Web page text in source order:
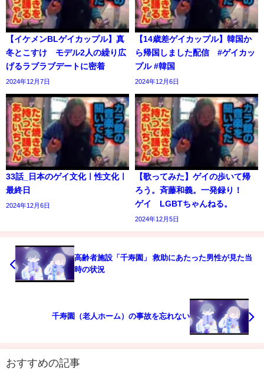
【イケメンBLゲイカップル】真
冬とこすけ モデル2人の繰り広
げるラブラブデートに密着
2024年12月7日
【14歳差ゲイカップル】韓国か
ら帰国しました配信 #ゲイカッ
プル #韓国
2024年12月6日
33話_日本のゲイ文化ㅣ性文化ㅣ
最終日
2024年12月6日
【歌ってみた】ゲイの歩いて帰
ろう。斉藤和義。一発録り！
ゲイ LGBTちゃんねる。
2024年12月5日
高齢者施設「千寿園」 救助にあたった男性が見た当
時の状況
千寿園（老人ホーム）の事故を忘れない
おすすめの記事